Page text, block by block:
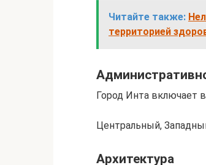
Читайте также:
территорией
Город Инта включает
Центральный,
Архитектура